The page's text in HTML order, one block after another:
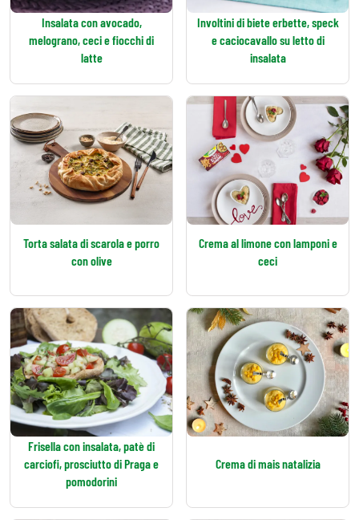
Insalata con avocado,
melograno, ceci e fiocchi di
latte
Involtini di biete erbette, speck
e caciocavallo su letto di
insalata
Torta salata di scarola e porro
con olive
Crema al limone con lamponi e
ceci
Frisella con insalata, patè di
carciofi, prosciutto di Praga e
pomodorini
Crema di mais natalizia